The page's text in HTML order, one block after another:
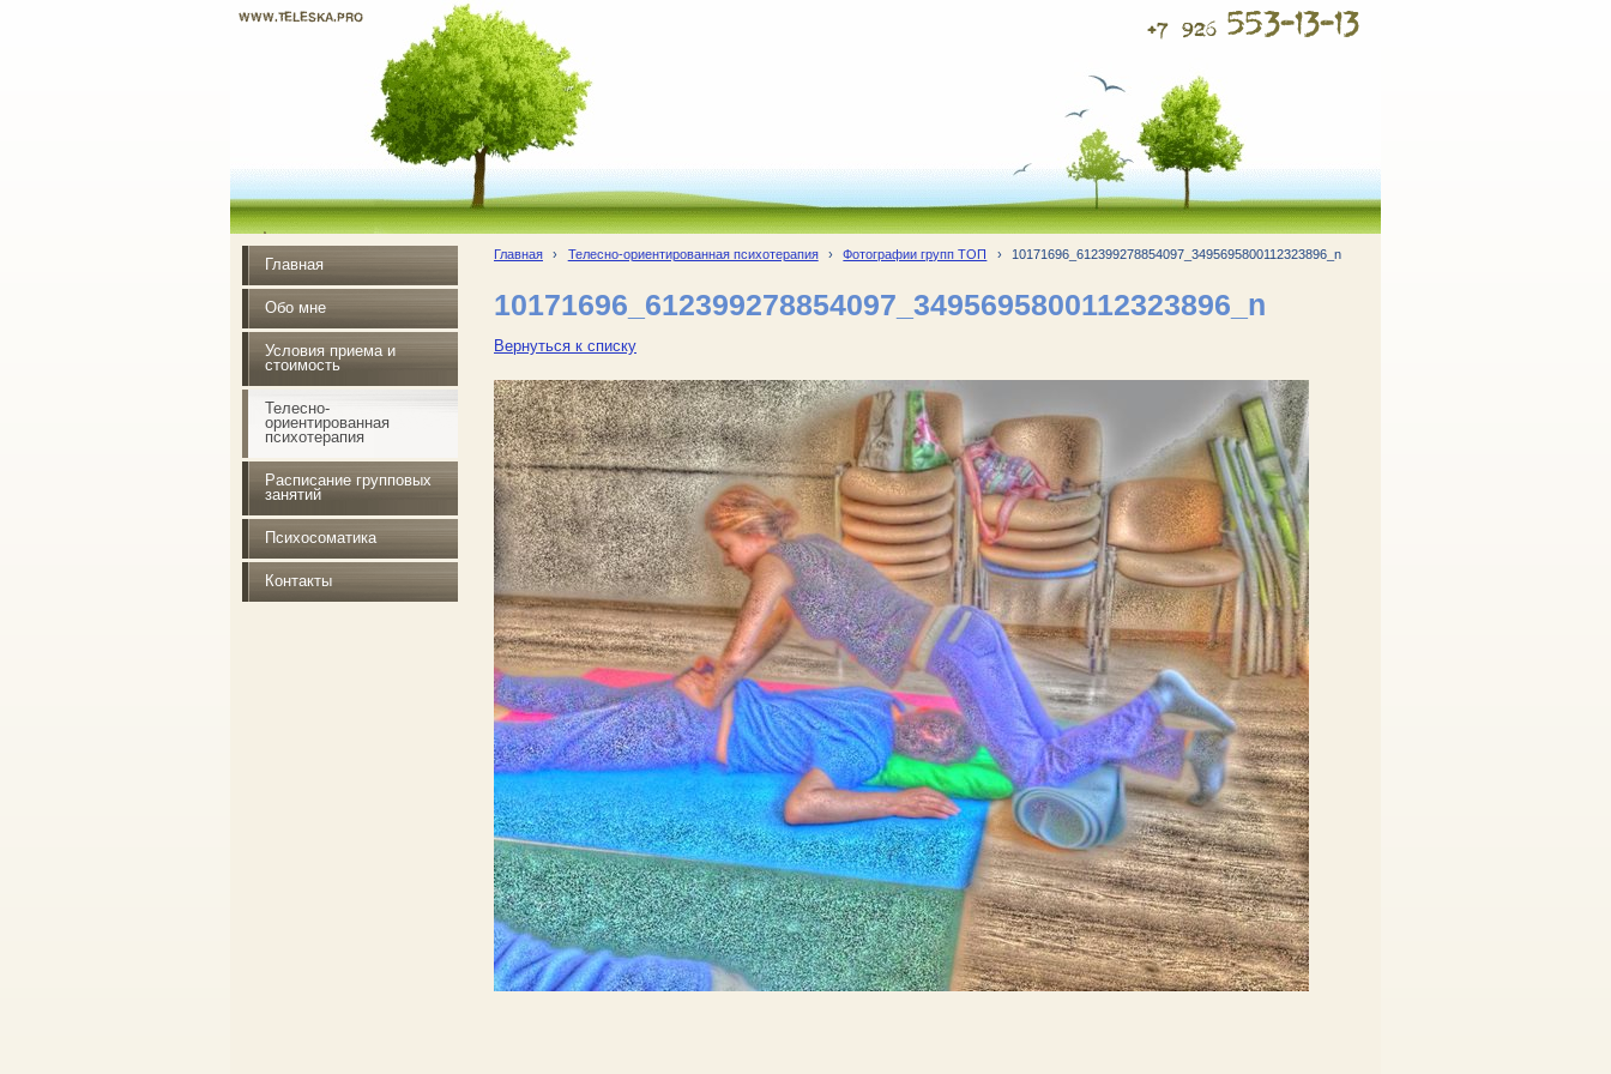
+7 926 553-13-13
Почувствуй радость жизни
WWW.TELESKA.PRO
Главная
Обо мне
Условия приема и
стоимость
Телесно-
ориентированная
психотерапия
Расписание групповых
занятий
Психосоматика
Контакты
Главная › Телесно-ориентированная психотерапия › Фотографии групп ТОП › 10171696_612399278854097_3495695800112323896_n
10171696_612399278854097_3495695800112323896_n
Вернуться к списку